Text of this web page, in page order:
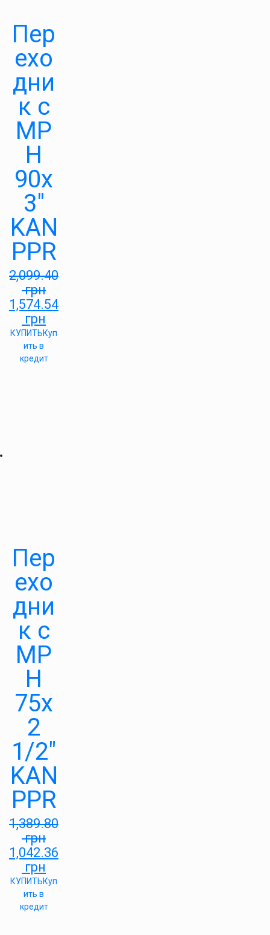
Пер
ехо
дни
к с
МР
Н
90х
3″
KAN
PPR
2,099.40
грн
1,574.54
грн
КУПИТЬКуп
ить в
кредит
Пер
ехо
дни
к с
МР
Н
75х
2
1/2″
KAN
PPR
1,389.80
грн
1,042.36
грн
КУПИТЬКуп
ить в
кредит